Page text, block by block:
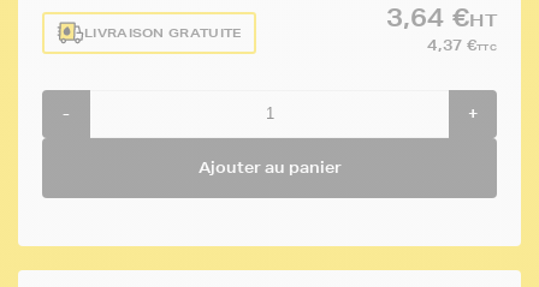
LIVRAISON GRATUITE
3,64 €HT
4,37 €TTC
- +
Ajouter au panier